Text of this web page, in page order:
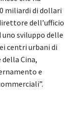
miliardi di dollari
dell’ufficio
uno sviluppo delle
centri urbani di
Cina,
e